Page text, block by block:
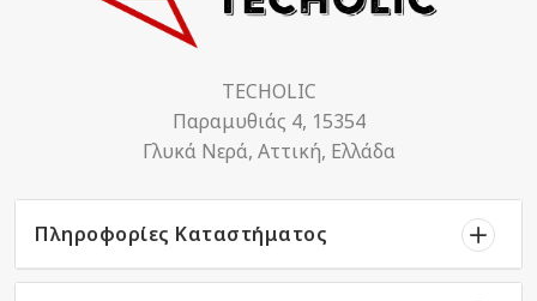
TECHOLIC
Παραμυθιάς 4, 15354
Γλυκά Νερά, Αττική, Ελλάδα
Πληροφορίες Καταστήματος